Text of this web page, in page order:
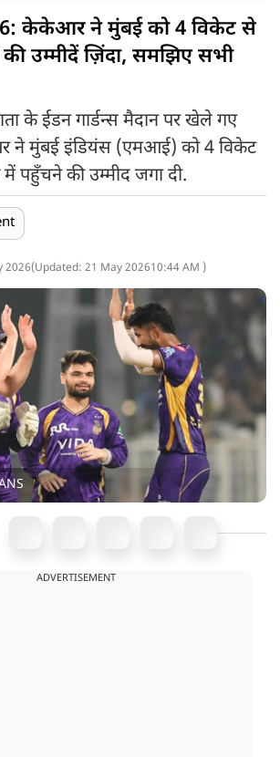
केकेआर ने मुंबई को 4 विकेट से
उम्मीदें ज़िंदा, समझिए सभी
के ईडन गार्डन्स मैदान पर खेले गए
मुंबई इंडियंस (एमआई) को 4 विकेट
पहुँचने की उम्मीद जगा दी.
2026(Updated: 21 May 202610:44 AM )
ADVERTISEMENT